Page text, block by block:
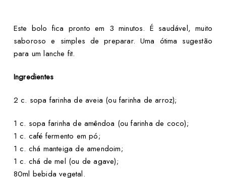
Este bolo fica pronto em 3 minutos. É saudável, muito
saboroso e simples de preparar. Uma ótima sugestão
para um lanche fit.
Ingredientes
2 c. sopa farinha de aveia (ou farinha de arroz);
1 c. sopa farinha de amêndoa (ou farinha de coco);
1 c. café fermento em pó;
1 c. chá manteiga de amendoim;
1 c. chá de mel (ou de agave);
80ml bebida vegetal.